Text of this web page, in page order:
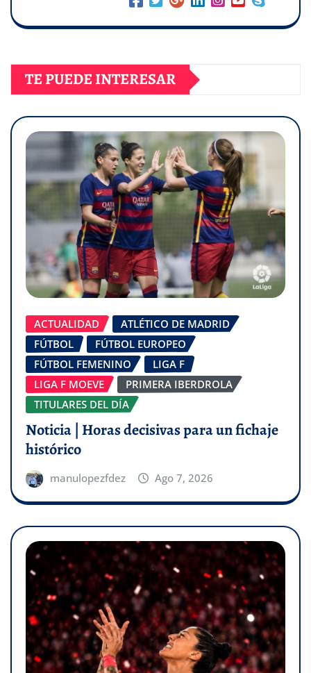
TE PUEDE INTERESAR
ACTUALIDAD
ATLÉTICO DE MADRID
FÚTBOL
FÚTBOL EUROPEO
FÚTBOL FEMENINO
LIGA F
LIGA F MOEVE
PRIMERA IBERDROLA
TITULARES DEL DÍA
Noticia | Horas decisivas para un fichaje
histórico
manulopezfdez Ago 7, 2026